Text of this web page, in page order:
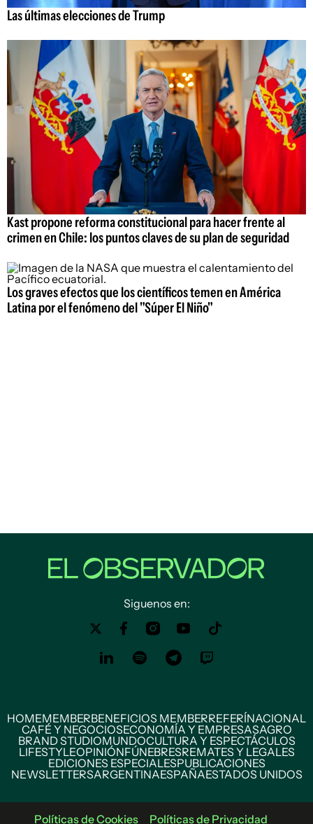
Las últimas elecciones de Trump
Kast propone reforma constitucional para hacer frente al
crimen en Chile: los puntos claves de su plan de seguridad
Los graves efectos que los científicos temen en América
Latina por el fenómeno del "Súper El Niño"
Siguenos en:
HOMEMEMBERBENEFICIOS MEMBERREFERÍNACIONAL
CAFÉ Y NEGOCIOSECONOMÍA Y EMPRESASAGRO
BRAND STUDIOMUNDOCULTURA Y ESPECTÁCULOS
LIFESTYLEOPINIÓNFÚNEBRESREMATES Y LEGALES
EDICIONES ESPECIALESPUBLICACIONES
NEWSLETTERSARGENTINAESPAÑAESTADOS UNIDOS
Políticas de Cookies Políticas de Privacidad